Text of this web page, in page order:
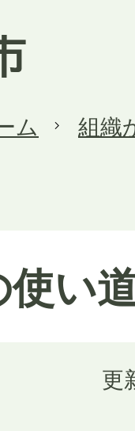
ム 組織
い
更